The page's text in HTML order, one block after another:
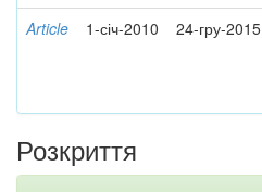
Article 1-січ-2010 24-гру-2015
Розкриття